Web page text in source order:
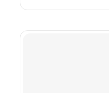
مهندسی